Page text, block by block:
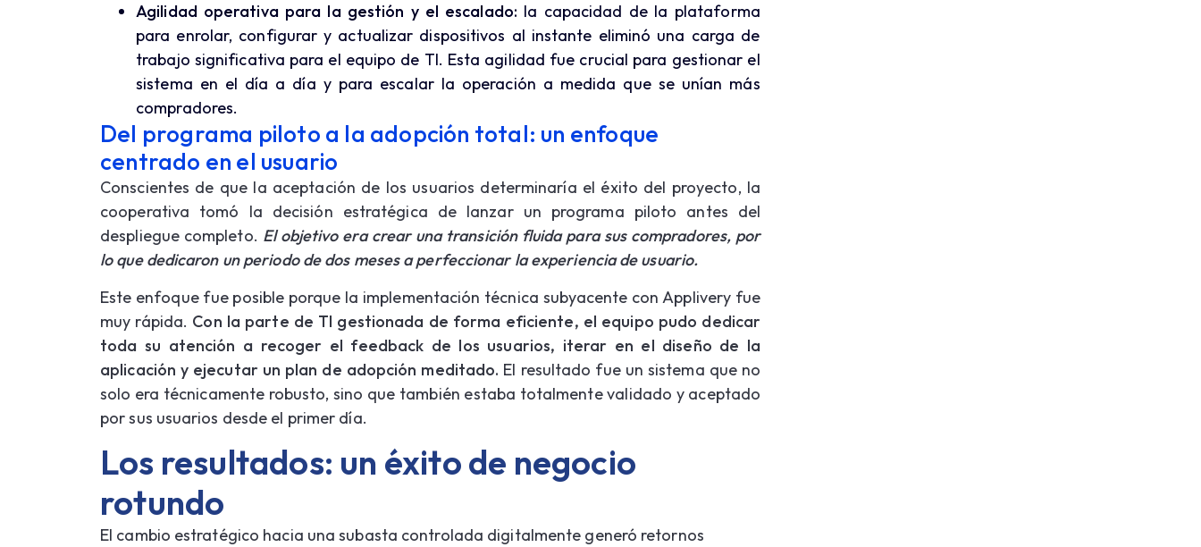
Agilidad operativa para la gestión y el escalado: la capacidad de la plataforma
para enrolar, configurar y actualizar dispositivos al instante eliminó una carga de
trabajo significativa para el equipo de TI. Esta agilidad fue crucial para gestionar el
sistema en el día a día y para escalar la operación a medida que se unían más
compradores.
Del programa piloto a la adopción total: un enfoque
centrado en el usuario
Conscientes de que la aceptación de los usuarios determinaría el éxito del proyecto, la
cooperativa tomó la decisión estratégica de lanzar un programa piloto antes del
despliegue completo. El objetivo era crear una transición fluida para sus compradores, por
lo que dedicaron un periodo de dos meses a perfeccionar la experiencia de usuario.
Este enfoque fue posible porque la implementación técnica subyacente con Applivery fue
muy rápida. Con la parte de TI gestionada de forma eficiente, el equipo pudo dedicar
toda su atención a recoger el feedback de los usuarios, iterar en el diseño de la
aplicación y ejecutar un plan de adopción meditado. El resultado fue un sistema que no
solo era técnicamente robusto, sino que también estaba totalmente validado y aceptado
por sus usuarios desde el primer día.
Los resultados: un éxito de negocio
rotundo
El cambio estratégico hacia una subasta controlada digitalmente generó retornos